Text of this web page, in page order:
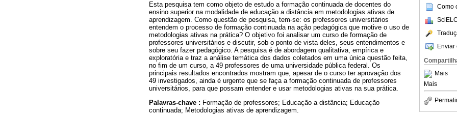
Como
Enviar
Mais
Mais
Esta pesquisa tem como objeto de estudo a formação continuada de docentes do
ensino superior na modalidade de educação a distância em metodologias ativas de
aprendizagem. Como questão de pesquisa, tem-se: os professores universitários
entendem o processo de formação continuada na ação pedagógica que motive o uso de
metodologias ativas na prática? O objetivo foi analisar um curso de formação de
professores universitários e discutir, sob o ponto de vista deles, seus entendimentos e
sobre seu fazer pedagógico. A pesquisa é de abordagem qualitativa, empírica e
exploratória e traz a análise temática dos dados coletados em uma única questão feita,
no fim de um curso, a 49 professores de uma universidade pública federal. Os
principais resultados encontrados mostram que, apesar de o curso ter aprovação dos
49 investigados, ainda é urgente que se faça a formação continuada de professores
universitários, para que possam entender e usar metodologias ativas na sua prática.
Palavras-chave : Formação de professores; Educação a distância; Educação
continuada; Metodologias ativas de aprendizagem.